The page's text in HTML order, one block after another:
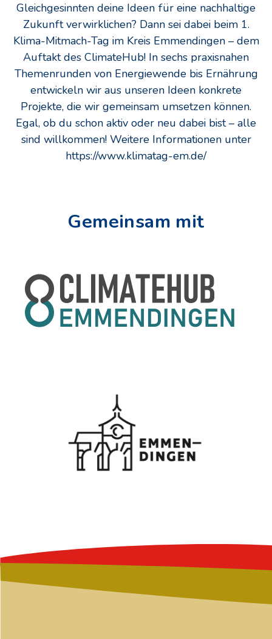
Gleichgesinnten deine Ideen für eine nachhaltige
Zukunft verwirklichen? Dann sei dabei beim 1.
Klima-Mitmach-Tag im Kreis Emmendingen – dem
Auftakt des ClimateHub! In sechs praxisnahen
Themenrunden von Energiewende bis Ernährung
entwickeln wir aus unseren Ideen konkrete
Projekte, die wir gemeinsam umsetzen können.
Egal, ob du schon aktiv oder neu dabei bist – alle
sind willkommen! Weitere Informationen unter
https://www.klimatag-em.de/
Gemeinsam mit